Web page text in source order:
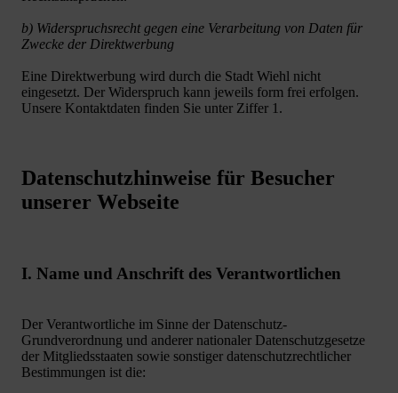
b) Widerspruchsrecht gegen eine Verarbeitung von Daten für
Zwecke der Direktwerbung
Eine Direktwerbung wird durch die Stadt Wiehl nicht
eingesetzt. Der Widerspruch kann jeweils form frei erfolgen.
Unsere Kontaktdaten finden Sie unter Ziffer 1.
Datenschutzhinweise für Besucher
unserer Webseite
I. Name und Anschrift des Verantwortlichen
Der Verantwortliche im Sinne der Datenschutz-
Grundverordnung und anderer nationaler Datenschutzgesetze
der Mitgliedsstaaten sowie sonstiger datenschutzrechtlicher
Bestimmungen ist die: